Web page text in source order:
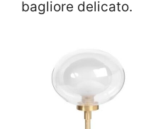
bagliore delicato.